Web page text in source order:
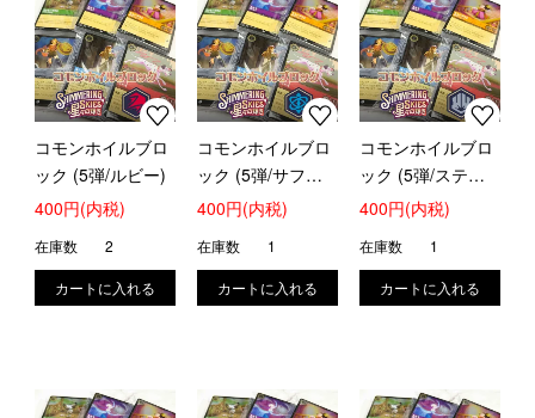
コモンホイルブロ
ック (5弾/ルビー)
400円(内税)
在庫数 2
コモンホイルブロ
ック (5弾/サファ
イア)
400円(内税)
在庫数 1
コモンホイルブロ
ック (5弾/スティ
ール)
400円(内税)
在庫数 1